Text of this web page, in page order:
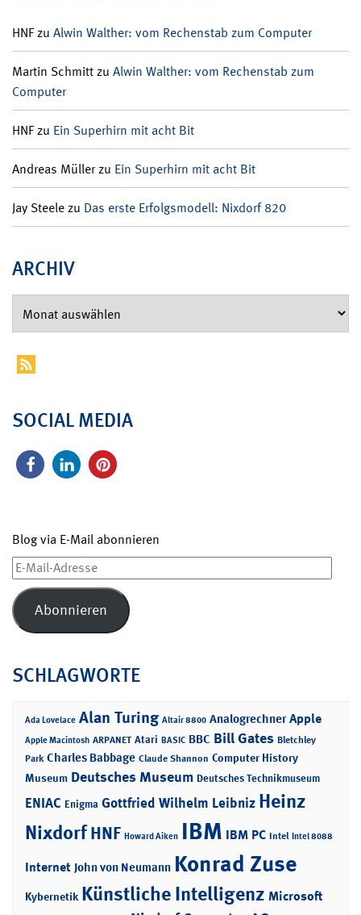
HNFzu Alwin Walther: vom Rechenstab zum Computer
Martin Schmittzu Alwin Walther: vom Rechenstab zum
Computer
HNFzu Ein Superhirn mit acht Bit
Andreas Müllerzu Ein Superhirn mit acht Bit
Jay Steelezu Das erste Erfolgsmodell: Nixdorf 820
ARCHIV
SOCIAL MEDIA
Blog via E-Mail abonnieren
E-
Mail-
Adresse
Abonnieren
SCHLAGWORTE
Ada Lovelace Alan Turing Altair 8800 Analogrechner Apple
Apple Macintosh ARPANET Atari BASIC BBC Bill Gates Bletchley
Park Charles Babbage Claude Shannon Computer History
Museum Deutsches Museum Deutsches Technikmuseum
ENIAC Enigma Gottfried Wilhelm Leibniz Heinz
NixdorfHNF Howard Aiken IBM IBM PC Intel Intel 8088
Internet John von Neumann Konrad Zuse
Kybernetik Künstliche Intelligenz Microsoft